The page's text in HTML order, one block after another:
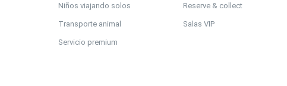
Niños viajando solos
Transporte animal
Servicio premium
Reserve & collect
Salas VIP